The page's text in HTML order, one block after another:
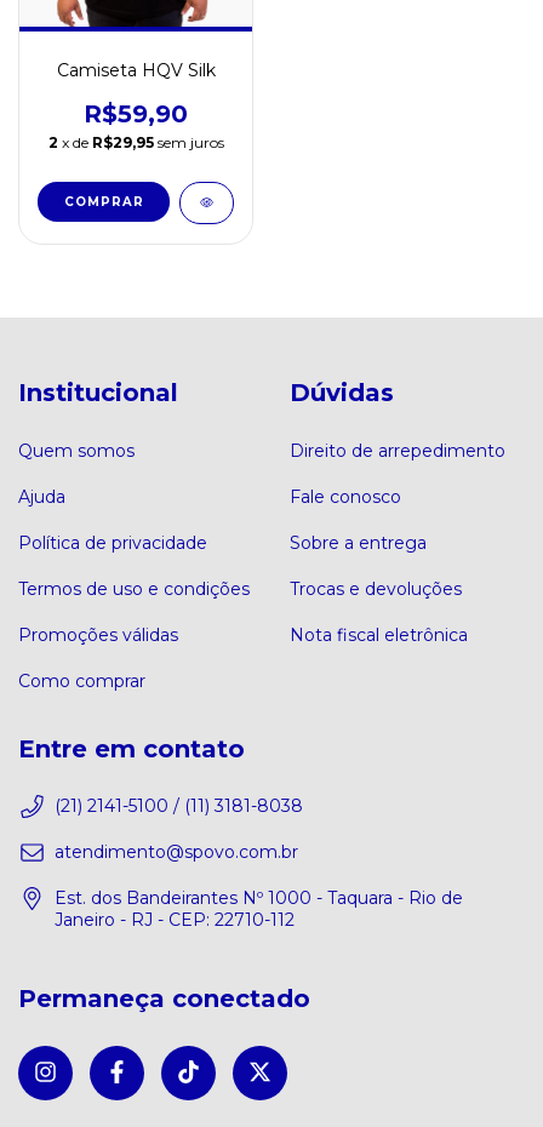
Camiseta HQV Silk
R$59,90
2 x de R$29,95 sem juros
COMPRAR
Institucional
Quem somos
Ajuda
Política de privacidade
Termos de uso e condições
Promoções válidas
Como comprar
Dúvidas
Direito de arrepedimento
Fale conosco
Sobre a entrega
Trocas e devoluções
Nota fiscal eletrônica
Entre em contato
(21) 2141-5100 / (11) 3181-8038
atendimento@spovo.com.br
Est. dos Bandeirantes Nº 1000 - Taquara - Rio de
Janeiro - RJ - CEP: 22710-112
Permaneça conectado